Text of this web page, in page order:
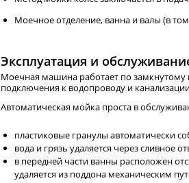
ATIS PEAK 208
электрогидравлический
подъемник 4 тонны
164 830руб.
ES-27
132
Моечное отделение, ванна и валы (в
Эксплуатация и
Моечная машина работает по замкнутому
подключения к водопроводу и
Автоматическая мойка проста в
пластиковые гранулы автоматически
вода и грязь удаляется через сливное
в передней части ванны расположен
удаляется из поддона механическим